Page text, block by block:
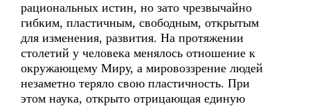
рациональных истин, но зато чрезвычайно
гибким, пластичным, свободным, открытым
для изменения, развития. На протяжении
столетий у человека менялось отношение к
окружающему Миру, а мировоззрение людей
незаметно теряло свою пластичность. При
этом наука, открыто отрицающая единую